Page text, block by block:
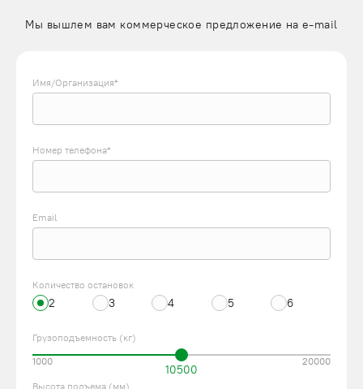
Мы вышлем вам коммерческое предложение на e-mail
Имя/Организация*
Номер телефона*
Email
Количество остановок
2 3 4 5 6
Грузоподъемность (кг)
10500
1000 20000
Высота подъема (мм)